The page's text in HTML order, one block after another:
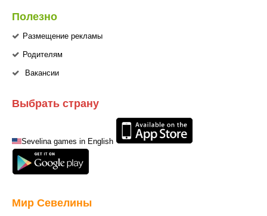
Полезно
Размещение рекламы
Родителям
Вакансии
Выбрать страну
Sevelina games in English
Мир Севелины